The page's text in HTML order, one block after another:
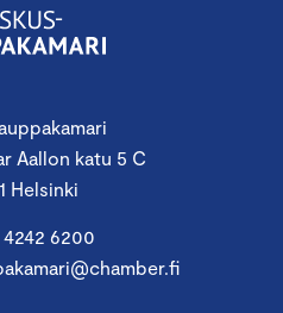
Aallon katu 5 C
Helsinki
6200